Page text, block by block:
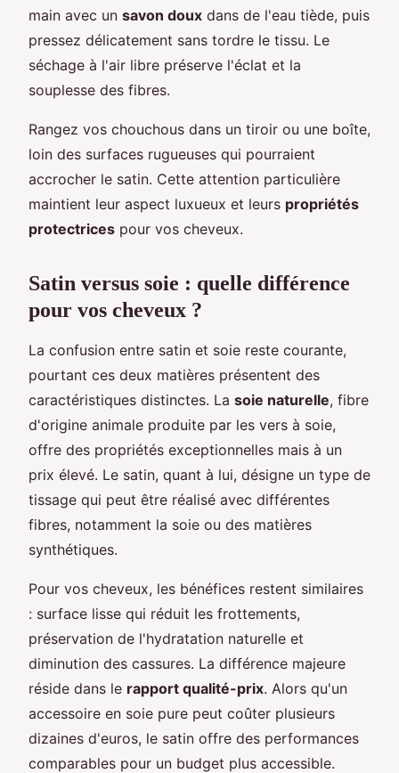
main avec un savon doux dans de l'eau tiède, puis
pressez délicatement sans tordre le tissu. Le
séchage à l'air libre préserve l'éclat et la
souplesse des fibres.
Rangez vos chouchous dans un tiroir ou une boîte,
loin des surfaces rugueuses qui pourraient
accrocher le satin. Cette attention particulière
maintient leur aspect luxueux et leurs propriétés
protectrices pour vos cheveux.
Satin versus soie : quelle différence
pour vos cheveux ?
La confusion entre satin et soie reste courante,
pourtant ces deux matières présentent des
caractéristiques distinctes. La soie naturelle, fibre
d'origine animale produite par les vers à soie,
offre des propriétés exceptionnelles mais à un
prix élevé. Le satin, quant à lui, désigne un type de
tissage qui peut être réalisé avec différentes
fibres, notamment la soie ou des matières
synthétiques.
Pour vos cheveux, les bénéfices restent similaires
: surface lisse qui réduit les frottements,
préservation de l'hydratation naturelle et
diminution des cassures. La différence majeure
réside dans le rapport qualité-prix. Alors qu'un
accessoire en soie pure peut coûter plusieurs
dizaines d'euros, le satin offre des performances
comparables pour un budget plus accessible.